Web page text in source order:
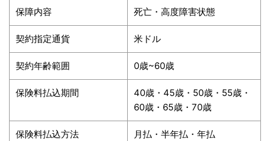
保障内容 死亡・高度障害状態
契約指定通貨 米ドル
契約年齢範囲 0歳~60歳
保険料払込期間
40歳・45歳・50歳・55歳・
60歳・65歳・70歳
保険料払込方法 月払・半年払・年払